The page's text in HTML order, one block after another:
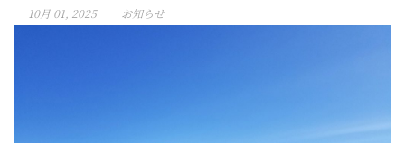
10月 01, 2025 お知らせ